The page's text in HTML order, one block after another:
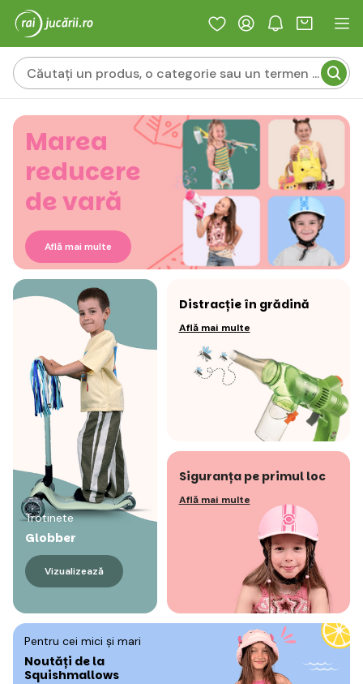
Trotinete
Globber
Vizualizează
Marea
reducere
de vară
Află mai multe
Siguranța pe primul loc
Află mai multe
Distracție în grădină
Află mai multe
Pentru cei mici și mari
Noutăți de la
Squishmallows